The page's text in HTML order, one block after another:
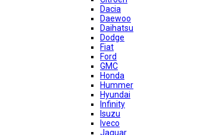
Dacia
Daewoo
Daihatsu
Dodge
Fiat
Ford
GMC
Honda
Hummer
Hyundai
Infinity
Isuzu
Iveco
Jaguar